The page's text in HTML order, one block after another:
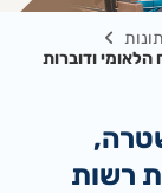
ודוברות
רשות